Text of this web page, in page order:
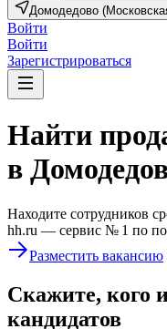
Домодедово
Войти
Войти
Зарегистрироваться
Найти
в
Находите сотрудников
hh.ru — сервис № 1 по
Разместить вакансию
Скажите, кого
кандидатов